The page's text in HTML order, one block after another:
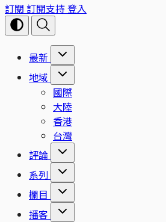
訂閱 訂閱支持登入
最新
地域
國際
大陸
香港
台灣
評論
系列
欄目
播客